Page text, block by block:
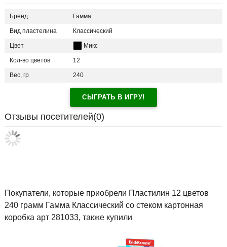
Бренд Гамма
Вид пластелина Классический
Цвет Микс
Кол-во цветов 12
Вес, гр 240
СЫГРАТЬ В ИГРУ!
Отзывы посетителей(0)
Покупатели, которые приобрели Пластилин 12 цветов
240 грамм Гамма Классический со стеком картонная
коробка арт 281033, также купили